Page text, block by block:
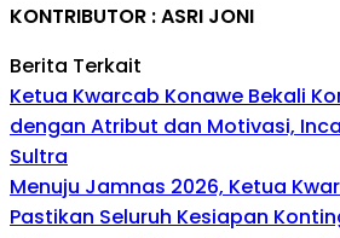
KONTRIBUTOR : ASRI JONI
Berita Terkait
Ketua Kwarcab Konawe Bekali
dengan Atribut dan Motivasi,
Sultra
Menuju Jamnas 2026, Ketua
Pastikan Seluruh Kesiapan